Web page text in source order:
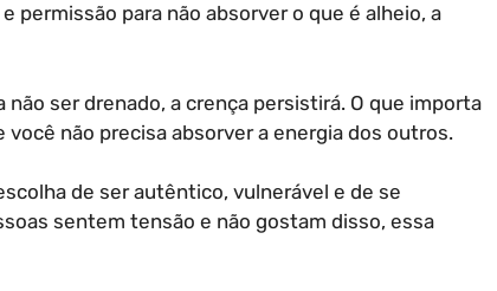
permissão para não absorver o que é alheio, a
não ser drenado, a crença persistirá. O que importa
você não precisa absorver a energia dos outros.
de ser autêntico, vulnerável e de se
sentem tensão e não gostam disso, essa